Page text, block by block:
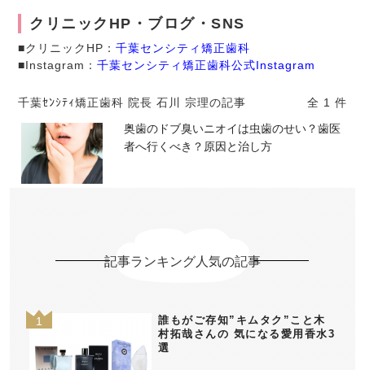
クリニックHP・ブログ・SNS
■クリニックHP：千葉センシティ矯正歯科
■Instagram：千葉センシティ矯正歯科公式Instagram
千葉ｾﾝｼﾃｨ矯正歯科 院長 石川 宗理の記事
全 1 件
奥歯のドブ臭いニオイは虫歯のせい？歯医
者へ行くべき？原因と治し方
記事ランキング人気の記事
誰もがご存知”キムタク”こと木
村拓哉さんの 気になる愛用香水3
選